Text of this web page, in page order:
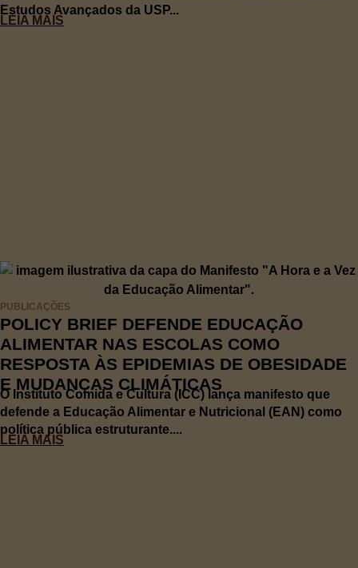
Estudos Avançados da USP...
LEIA MAIS
PUBLICAÇÕES
POLICY BRIEF DEFENDE EDUCAÇÃO
ALIMENTAR NAS ESCOLAS COMO
RESPOSTA ÀS EPIDEMIAS DE OBESIDADE
E MUDANÇAS CLIMÁTICAS
O Instituto Comida e Cultura (ICC) lança manifesto que
defende a Educação Alimentar e Nutricional (EAN) como
política pública estruturante....
LEIA MAIS